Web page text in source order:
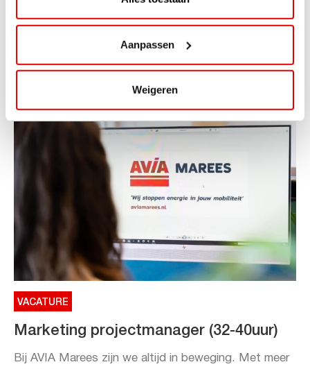
Aanpassen
Weigeren
ViaLuxury Hotels
ViaAVIA Super Deal: €25 korting bij ViaLuxury Hotels
Toe aan een ontspannen nachtje...
VACATURE
Marketing projectmanager (32-40uur)
Bij AVIA Marees zijn we altijd in beweging. Met meer